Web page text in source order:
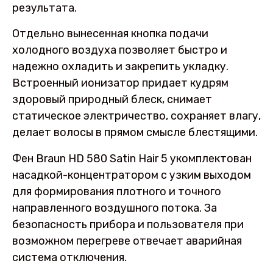
результата.
Отдельно вынесенная кнопка подачи
холодного воздуха позволяет быстро и
надежно охладить и закрепить укладку.
Встроенный ионизатор придает кудрям
здоровый природный блеск, снимает
статическое электричество, сохраняет влагу,
делает волосы в прямом смысле блестящими.
Фен Braun HD 580 Satin Hair 5 укомплектован
насадкой-концентратором с узким выходом
для формирования плотного и точного
направленного воздушного потока. За
безопасность прибора и пользователя при
возможном перегреве отвечает аварийная
система отключения.